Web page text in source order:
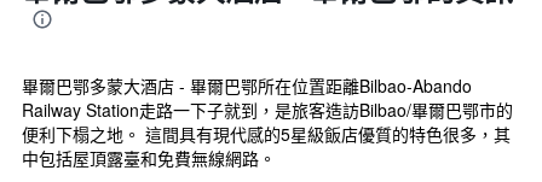
畢爾巴鄂多蒙大酒店 - 畢爾巴鄂所在位置距離Bilbao-Abando
Railway Station走路一下子就到，是旅客造訪Bilbao/畢爾巴鄂市的
便利下榻之地。 這間具有現代感的5星級飯店優質的特色很多，其
中包括屋頂露臺和免費無線網路。